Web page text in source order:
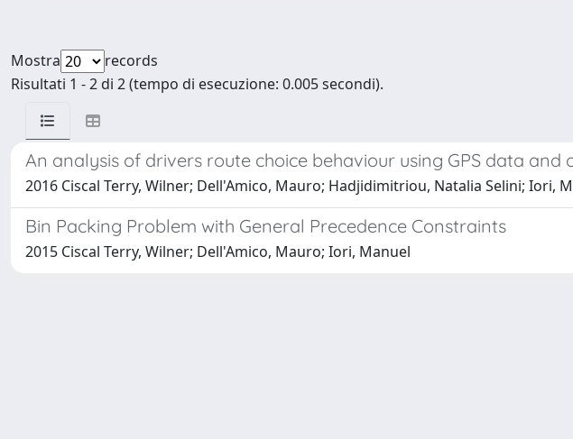
Mostra
records
Risultati 1 - 2 di 2 (tempo di esecuzione: 0.005 secondi).
An analysis of drivers route choice behaviour using GPS data
2016 Ciscal Terry, Wilner; Dell'Amico, Mauro; Hadjidimitriou, Natalia Selini; Iori,
Bin Packing Problem with General Precedence Constraints
2015 Ciscal Terry, Wilner; Dell'Amico, Mauro; Iori, Manuel